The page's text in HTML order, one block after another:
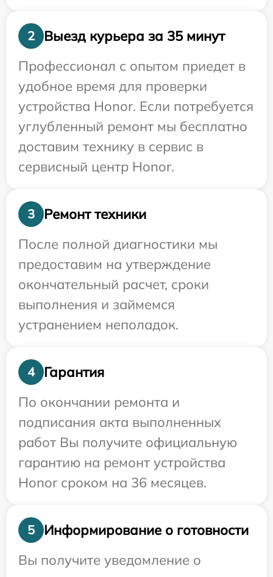
2
Выезд курьера за 35 минут
Профессионал с опытом приедет в
удобное время для проверки
устройства Honor. Если потребуется
углубленный ремонт мы бесплатно
доставим технику в сервис в
сервисный центр Honor.
3
Ремонт техники
После полной диагностики мы
предоставим на утверждение
окончательный расчет, сроки
выполнения и займемся
устранением неполадок.
4
Гарантия
По окончании ремонта и
подписания акта выполненных
работ Вы получите официальную
гарантию на ремонт устройства
Honor сроком на 36 месяцев.
5
Информирование о готовности
Вы получите уведомление о